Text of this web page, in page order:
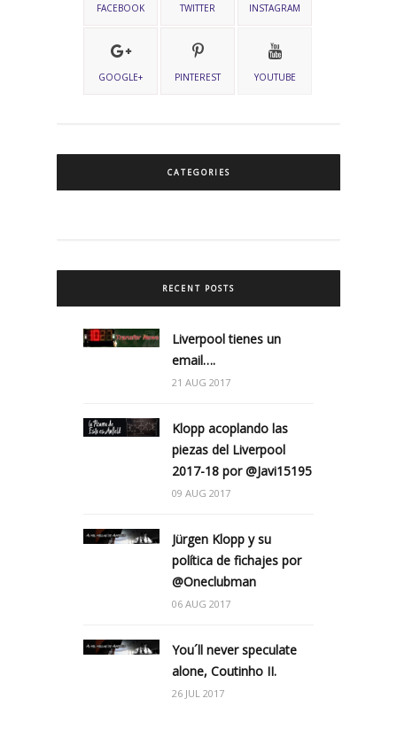
FACEBOOK TWITTER INSTAGRAM
GOOGLE+ PINTEREST YOUTUBE
CATEGORIES
RECENT POSTS
Liverpool tienes un
email….
21 AUG 2017
Klopp acoplando las
piezas del Liverpool
2017-18 por @Javi15195
09 AUG 2017
Jürgen Klopp y su
política de fichajes por
@Oneclubman
06 AUG 2017
You´ll never speculate
alone, Coutinho II.
26 JUL 2017